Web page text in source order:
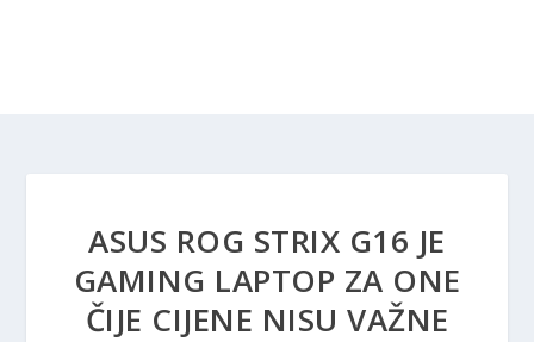
ASUS ROG STRIX G16 JE
GAMING LAPTOP ZA ONE
ČIJE CIJENE NISU VAŽNE